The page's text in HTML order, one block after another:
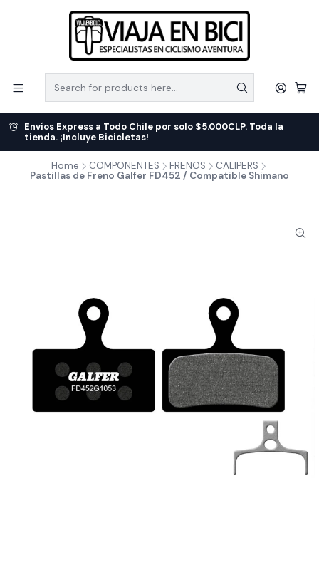
Envíos Express a Todo Chile por solo $5.000CLP. Toda la
tienda. ¡Incluye Bicicletas!
Home COMPONENTES FRENOS
CALIPERS
Pastillas de Freno Galfer FD452 / Compatible Shimano